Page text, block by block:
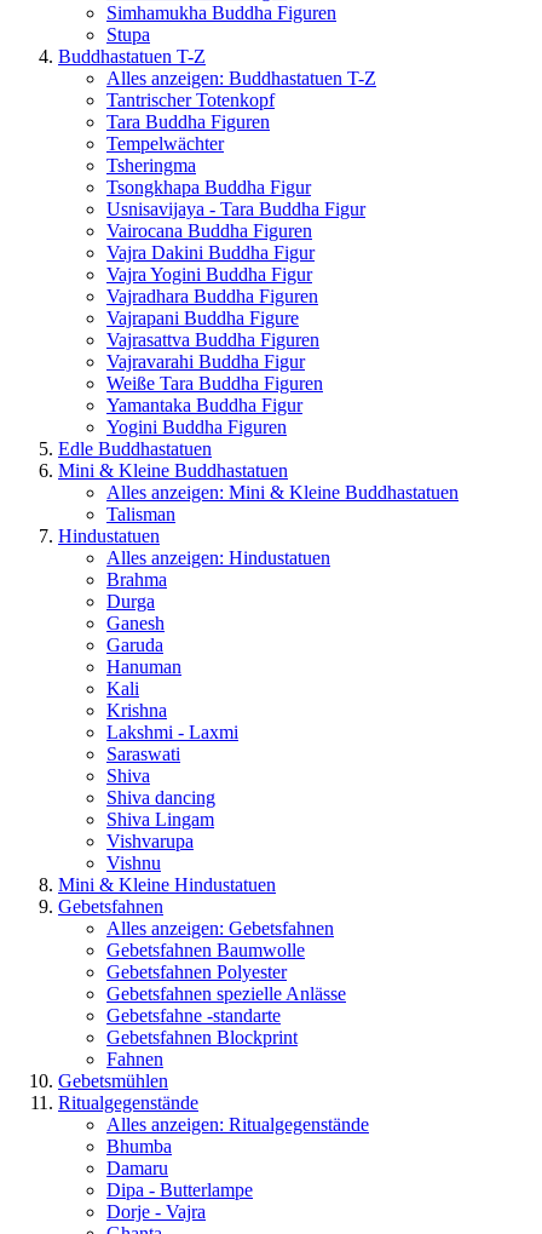
Simhamukha Buddha Figuren
Stupa
Buddhastatuen T-Z
Alles anzeigen: Buddhastatuen T-Z
Tantrischer Totenkopf
Tara Buddha Figuren
Tempelwächter
Tsheringma
Tsongkhapa Buddha Figur
Usnisavijaya - Tara Buddha Figur
Vairocana Buddha Figuren
Vajra Dakini Buddha Figur
Vajra Yogini Buddha Figur
Vajradhara Buddha Figuren
Vajrapani Buddha Figure
Vajrasattva Buddha Figuren
Vajravarahi Buddha Figur
Weiße Tara Buddha Figuren
Yamantaka Buddha Figur
Yogini Buddha Figuren
Edle Buddhastatuen
Mini & Kleine Buddhastatuen
Alles anzeigen: Mini & Kleine Buddhastatuen
Talisman
Hindustatuen
Alles anzeigen: Hindustatuen
Brahma
Durga
Ganesh
Garuda
Hanuman
Kali
Krishna
Lakshmi - Laxmi
Saraswati
Shiva
Shiva dancing
Shiva Lingam
Vishvarupa
Vishnu
Mini & Kleine Hindustatuen
Gebetsfahnen
Alles anzeigen: Gebetsfahnen
Gebetsfahnen Baumwolle
Gebetsfahnen Polyester
Gebetsfahnen spezielle Anlässe
Gebetsfahne -standarte
Gebetsfahnen Blockprint
Fahnen
Gebetsmühlen
Ritualgegenstände
Alles anzeigen: Ritualgegenstände
Bhumba
Damaru
Dipa - Butterlampe
Dorje - Vajra